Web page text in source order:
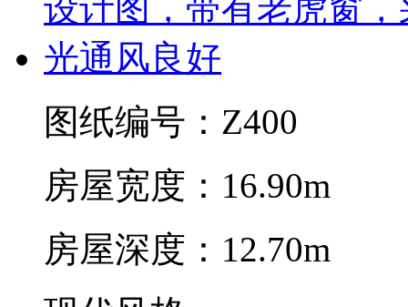
图纸编号：Z400
房屋宽度：16.90m
房屋深度：12.70m